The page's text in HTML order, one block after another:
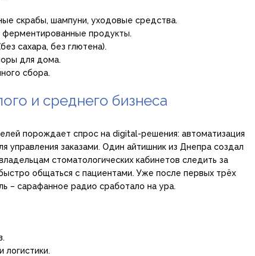
скрабы, шампуни, уходовые средства.
продукты.
сахара, без глютена).
для дома.
сбора.
и среднего бизнеса
порождает спрос на digital-решения: автоматизация
управления заказами. Один айтишник из Днепра создал
стоматологических кабинетов следить за
общаться с пациентами. Уже после первых трёх
– сарафанное радио сработало на ура.
логистики.